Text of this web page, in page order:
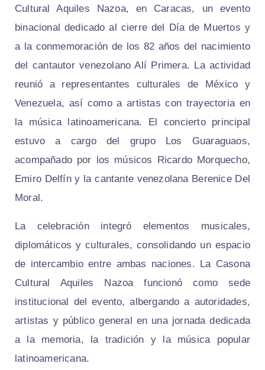
Cultural Aquiles Nazoa, en Caracas, un evento
binacional dedicado al cierre del Día de Muertos y
a la conmemoración de los 82 años del nacimiento
del cantautor venezolano Alí Primera. La actividad
reunió a representantes culturales de México y
Venezuela, así como a artistas con trayectoria en
la música latinoamericana. El concierto principal
estuvo a cargo del grupo Los Guaraguaos,
acompañado por los músicos Ricardo Morquecho,
Emiro Delfín y la cantante venezolana Berenice Del
Moral.
La celebración integró elementos musicales,
diplomáticos y culturales, consolidando un espacio
de intercambio entre ambas naciones. La Casona
Cultural Aquiles Nazoa funcionó como sede
institucional del evento, albergando a autoridades,
artistas y público general en una jornada dedicada
a la memoria, la tradición y la música popular
latinoamericana.